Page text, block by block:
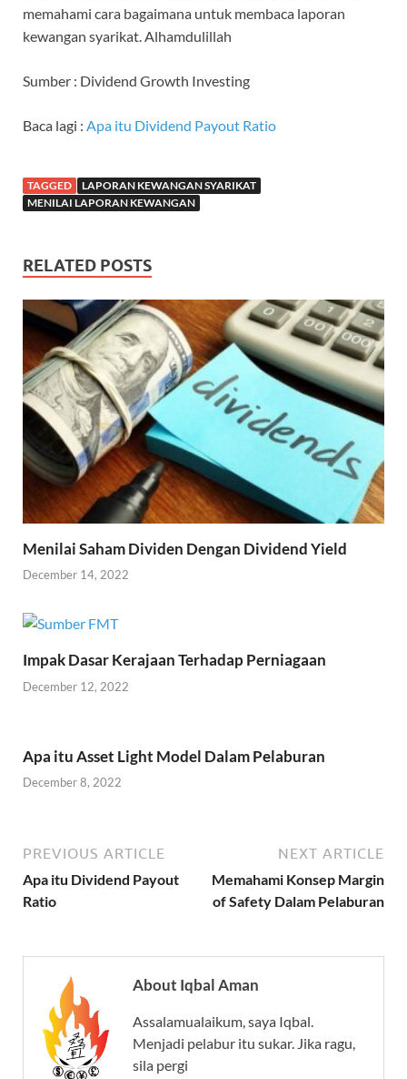
memahami cara bagaimana untuk membaca laporan
kewangan syarikat. Alhamdulillah
Sumber : Dividend Growth Investing
Baca lagi : Apa itu Dividend Payout Ratio
TAGGED
LAPORAN KEWANGAN SYARIKAT
MENILAI LAPORAN KEWANGAN
RELATED POSTS
Menilai Saham Dividen Dengan Dividend Yield
December 14, 2022
Impak Dasar Kerajaan Terhadap Perniagaan
December 12, 2022
Apa itu Asset Light Model Dalam Pelaburan
December 8, 2022
PREVIOUS ARTICLE
Apa itu Dividend Payout
Ratio
NEXT ARTICLE
Memahami Konsep Margin
of Safety Dalam Pelaburan
About Iqbal Aman
Assalamualaikum, saya Iqbal.
Menjadi pelabur itu sukar. Jika ragu,
sila pergi